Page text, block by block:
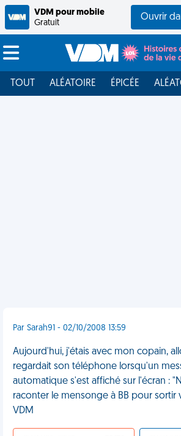
VDM pour mobile
Gratuit
Ouvrir
TOUT ALÉATOIRE ÉPICÉE
Par Sarah91 - 02/10/2008 13:59
Aujourd'hui, j'étais avec mon copain,
regardait son téléphone lorsqu'un
automatique s'est affiché sur l'écran :
raconter le mensonge à BB pour sortir
VDM